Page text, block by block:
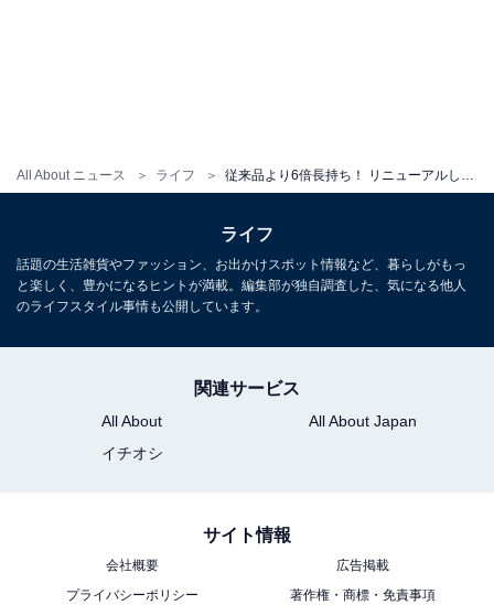
All About ニュース ライフ
省スペースで収納できるのがありがたい
ライフ
話題の生活雑貨やファッション、お出かけスポット情報など、暮らしがもっ
と楽しく、豊かになるヒントが満載。編集部が独自調査した、気になる他人
のライフスタイル事情も公開しています。
関連サービス
All About
All About Japan
イチオシ
サイト情報
会社概要
広告掲載
プライバシーポリシー
著作権・商標・免責事項